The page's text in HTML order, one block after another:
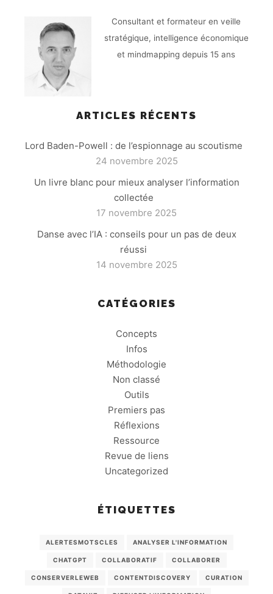
Consultant et formateur en veille
stratégique, intelligence économique
et mindmapping depuis 15 ans
ARTICLES RÉCENTS
Lord Baden-Powell : de l’espionnage au scoutisme
24 novembre 2025
Un livre blanc pour mieux analyser l’information
collectée
17 novembre 2025
Danse avec l’IA : conseils pour un pas de deux
réussi
14 novembre 2025
CATÉGORIES
Concepts
Infos
Méthodologie
Non classé
Outils
Premiers pas
Réflexions
Ressource
Revue de liens
Uncategorized
ÉTIQUETTES
ALERTESMOTSCLES ANALYSER L'INFORMATION
CHATGPT COLLABORATIF COLLABORER
CONSERVERLEWEB CONTENTDISCOVERY CURATION